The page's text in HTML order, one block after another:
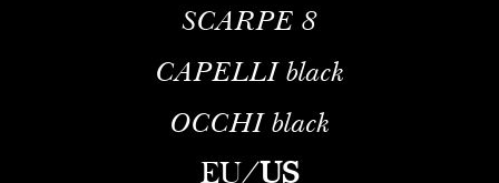
SCARPE 8
CAPELLI black
OCCHI black
EU/US